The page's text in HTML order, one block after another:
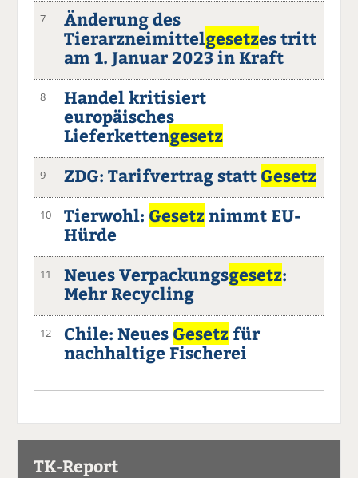
7
Änderung des
Tierarzneimittelgesetzes tritt
am 1. Januar 2023 in Kraft
8
Handel kritisiert
europäisches
Lieferkettengesetz
9 ZDG: Tarifvertrag statt Gesetz
10 Tierwohl: Gesetznimmt EU-
Hürde
11 Neues Verpackungsgesetz:
Mehr Recycling
12 Chile: Neues Gesetz für
nachhaltige Fischerei
TK-Report